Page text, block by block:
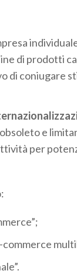
di prodotti
di coniugare
e
per